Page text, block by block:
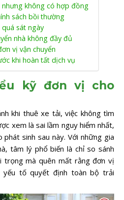
nhưng không có hợp đồng
sách bồi thường
quá sát ngày
nhà không đầy đủ
vị vận chuyển
khi hoàn tất dịch vụ
kỹ đơn vị cho
khi thuê xe tải, việc không tìm
xem là sai lầm nguy hiểm nhất,
sinh sau này. Với những gia
tâm lý phổ biến là chỉ so sánh
trọng mà quên mất rằng đơn vị
yếu tố quyết định toàn bộ trải